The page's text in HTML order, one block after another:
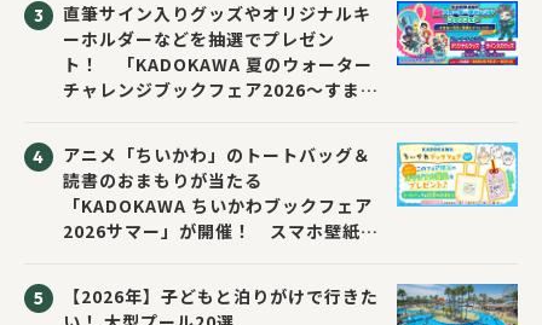
直筆サイン入りグッズやオリジナルキ
ーホルダーなどを抽選でプレゼン
ト！ 「KADOKAWA 夏のウォーター
チャレンジブックフェア2026～すまな
アニメ「ちいかわ」のトートバッグ＆
読書のおまもりが当たる
「KADOKAWA ちいかわブックフェア
2026サマー」が開催！ スマホ壁紙は
【2026年】子どもと泊りがけで行きた